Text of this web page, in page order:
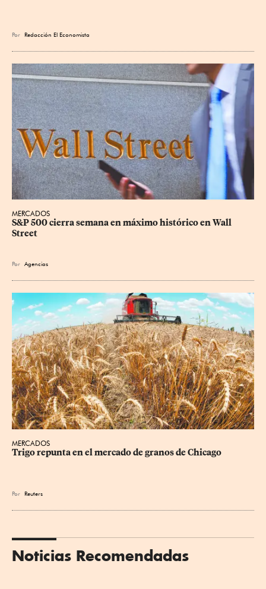
Por Redacción El Economista
MERCADOS
S&P 500 cierra semana en máximo histórico en Wall
Street
Por Agencias
MERCADOS
Trigo repunta en el mercado de granos de Chicago
Por Reuters
Noticias Recomendadas